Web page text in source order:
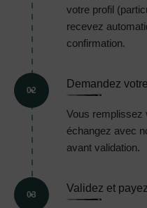
votre profil
recevez
confirmation.
02
Demandez
Vous remplissez
échangez avec
avant validation.
03
Validez et payez